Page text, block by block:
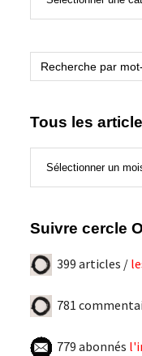
Search
for:
Tous les
Suivre cercle O
399 articles /
781
779 abonnés